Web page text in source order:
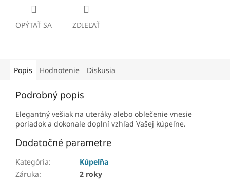
OPÝTAŤ SA ZDIEĽAŤ
Popis Hodnotenie Diskusia
Podrobný popis
Elegantný vešiak na uteráky alebo oblečenie vnesie
poriadok a dokonale doplní vzhľad Vašej kúpeľne.
Dodatočné parametre
Kategória:
Kúpeľňa
Záruka:
2 roky